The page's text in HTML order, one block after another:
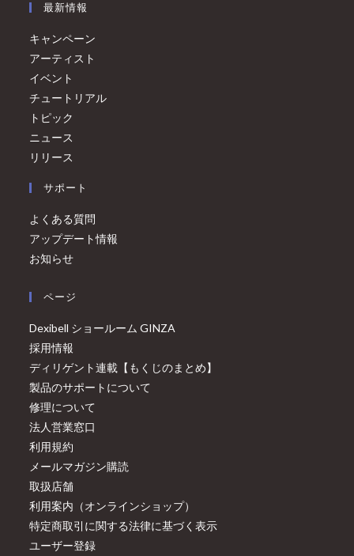
最新情報
キャンペーン
アーティスト
イベント
チュートリアル
トピック
ニュース
リリース
サポート
よくある質問
アップデート情報
お知らせ
ページ
Dexibell ショールーム GINZA
採用情報
ディリゲント連載【もくじのまとめ】
製品のサポートについて
修理について
法人営業窓口
利用規約
メールマガジン購読
取扱店舗
利用案内（オンラインショップ）
特定商取引に関する法律に基づく表示
ユーザー登録